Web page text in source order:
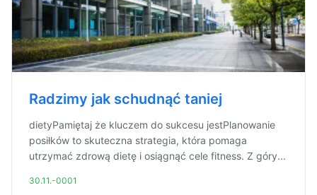
Radzimy jak schudnąć taniej
dietyPamiętaj że kluczem do sukcesu jestPlanowanie
posiłków to skuteczna strategia, która pomaga
utrzymać zdrową dietę i osiągnąć cele fitness. Z góry...
30.11.-0001